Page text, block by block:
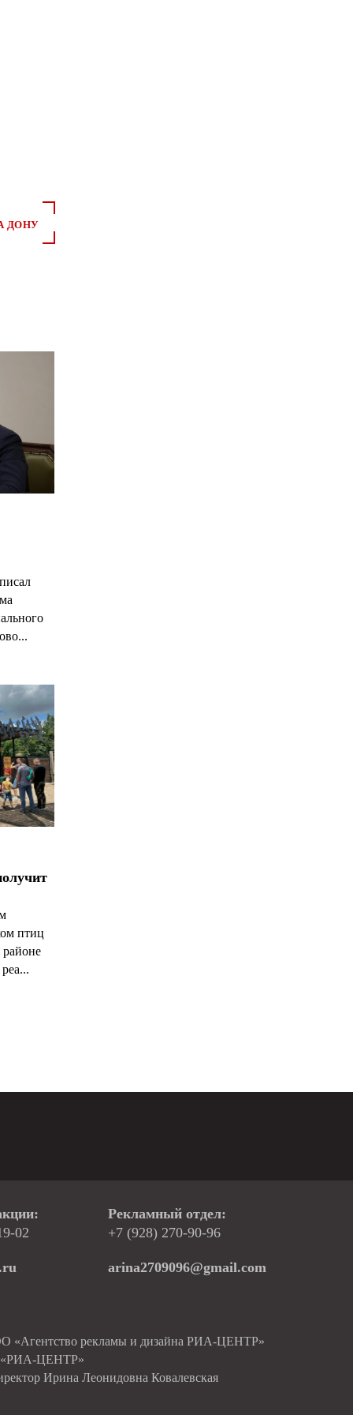
ДОНУ
птиц
02
Рекламный отдел:
+7 (928) 270-90-96
arina2709096@gmail.com
«Агентство рекламы и дизайна РИА-ЦЕНТР»
«РИА-ЦЕНТР»
Ирина Леонидовна Ковалевская